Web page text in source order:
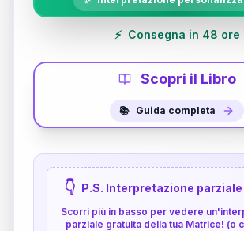
⚡ Consegna in 48 ore
Scopri il Libro
📚 Guida completa
👇 P.S. Interpretazione
Scorri più in basso per vedere
parziale gratuita della tua Matrice! (o